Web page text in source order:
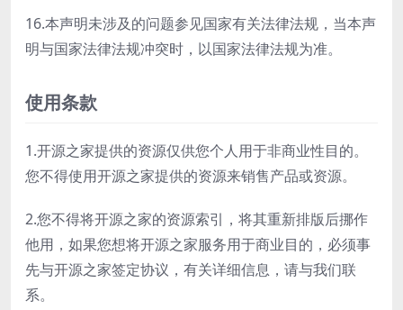
16.本声明未涉及的问题参见国家有关法律法规，当本声
明与国家法律法规冲突时，以国家法律法规为准。
使用条款
1.开源之家提供的资源仅供您个人用于非商业性目的。
您不得使用开源之家提供的资源来销售产品或资源。
2.您不得将开源之家的资源索引，将其重新排版后挪作
他用，如果您想将开源之家服务用于商业目的，必须事
先与开源之家签定协议，有关详细信息，请与我们联
系。